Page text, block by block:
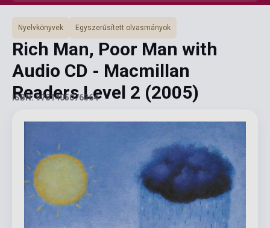
Nyelvkönyvek Egyszerűsített olvasmányok
Rich Man, Poor Man with
Audio CD - Macmillan
Readers Level 2 (2005)
ISBN: 9781405076364